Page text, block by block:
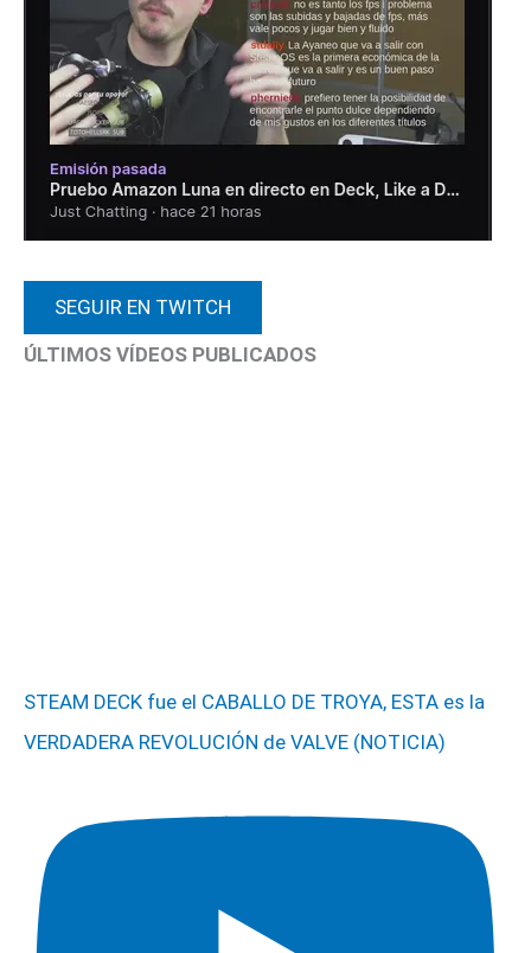
SEGUIR EN TWITCH
ÚLTIMOS VÍDEOS PUBLICADOS
STEAM DECK fue el CABALLO DE TROYA, ESTA es la
VERDADERA REVOLUCIÓN de VALVE (NOTICIA)